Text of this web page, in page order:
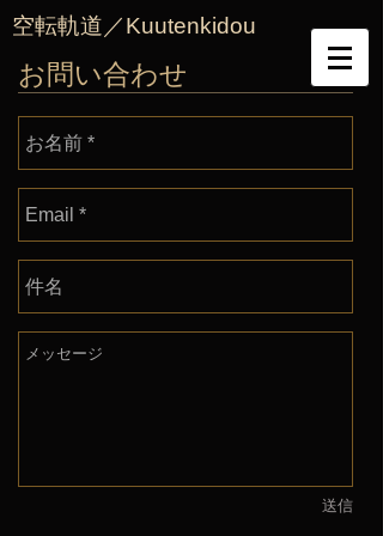
空転軌道／Kuutenkidou
お問い合わせ
送信